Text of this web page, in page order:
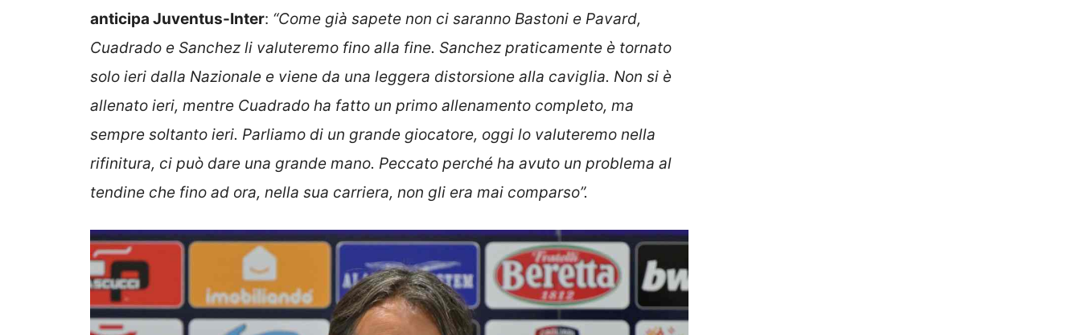
anticipa Juventus-Inter: “Come già sapete non ci saranno Bastoni e Pavard,
Cuadrado e Sanchez li valuteremo fino alla fine. Sanchez praticamente è tornato
solo ieri dalla Nazionale e viene da una leggera distorsione alla caviglia. Non si è
allenato ieri, mentre Cuadrado ha fatto un primo allenamento completo, ma
sempre soltanto ieri. Parliamo di un grande giocatore, oggi lo valuteremo nella
rifinitura, ci può dare una grande mano. Peccato perché ha avuto un problema al
tendine che fino ad ora, nella sua carriera, non gli era mai comparso”.